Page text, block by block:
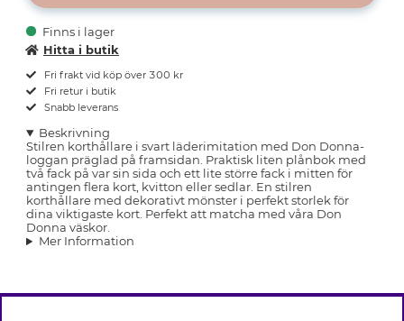
Finns i lager
Hitta i butik
Fri frakt vid köp över 300 kr
Fri retur i butik
Snabb leverans
Beskrivning
Stilren korthållare i svart läderimitation med Don Donna-
loggan präglad på framsidan. Praktisk liten plånbok med
två fack på var sin sida och ett lite större fack i mitten för
antingen flera kort, kvitton eller sedlar. En stilren
korthållare med dekorativt mönster i perfekt storlek för
dina viktigaste kort. Perfekt att matcha med våra Don
Donna väskor.
Mer Information